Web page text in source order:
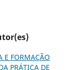
E FORMAÇÃO
PRÁTICA DE